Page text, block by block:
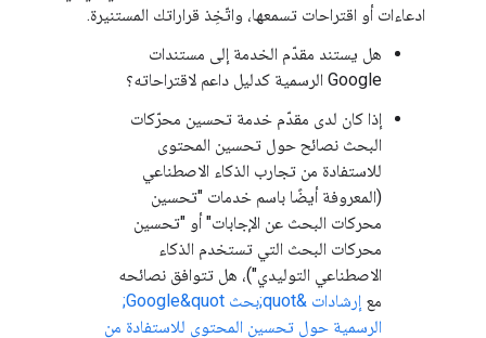
ادعاءات أو اقتراحات تسمعها، واتّخِذ قراراتك المستنيرة.
هل يستند مقدّم الخدمة إلى مستندات
Google الرسمية كدليل داعم لاقتراحاته؟
إذا كان لدى مقدّم خدمة تحسين محرّكات
البحث نصائح حول تحسين المحتوى
للاستفادة من تجارب الذكاء الاصطناعي
(المعروفة أيضًا باسم خدمات "تحسين
محركات البحث عن الإجابات" أو "تحسين
محركات البحث التي تستخدم الذكاء
الاصطناعي التوليدي")، هل تتوافق نصائحه
مع
إرشادات &quot;بحث Google&quot;
الرسمية حول تحسين المحتوى للاستفادة من